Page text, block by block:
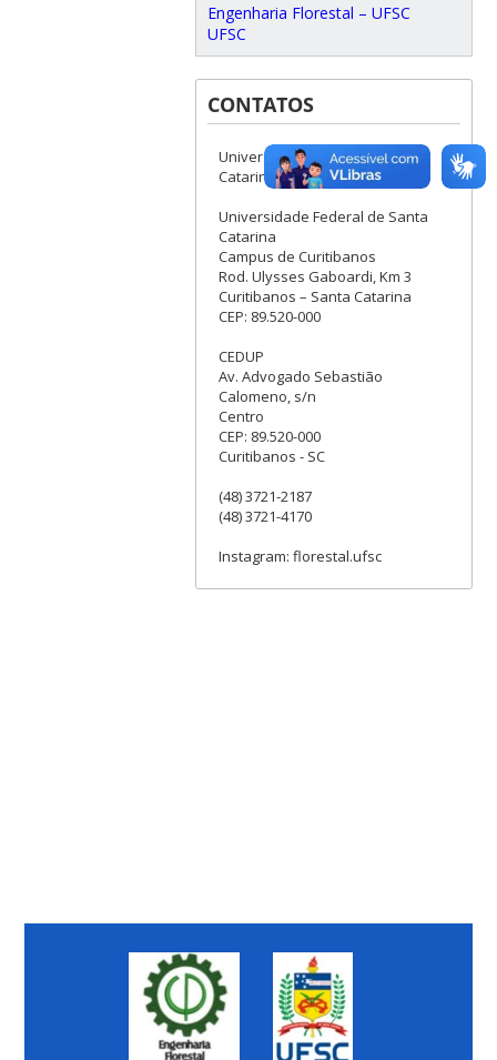
Engenharia Florestal – UFSC
UFSC
CONTATOS
Universidade Federal de Santa
Catarina
Universidade Federal de Santa
Catarina
Campus de Curitibanos
Rod. Ulysses Gaboardi, Km 3
Curitibanos – Santa Catarina
CEP: 89.520-000
CEDUP
Av. Advogado Sebastião
Calomeno, s/n
Centro
CEP: 89.520-000
Curitibanos - SC
(48) 3721-2187
(48) 3721-4170
Instagram: florestal.ufsc